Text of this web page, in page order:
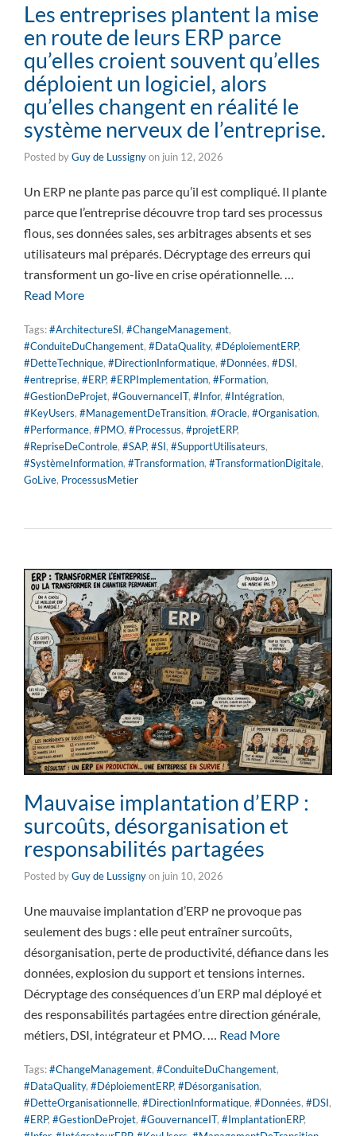
Les entreprises plantent la mise
en route de leurs ERP parce
qu’elles croient souvent qu’elles
déploient un logiciel, alors
qu’elles changent en réalité le
système nerveux de l’entreprise.
Posted byGuy de Lussignyon juin 12, 2026
Un ERP ne plante pas parce qu’il est compliqué. Il plante
parce que l’entreprise découvre trop tard ses processus
flous, ses données sales, ses arbitrages absents et ses
utilisateurs mal préparés. Décryptage des erreurs qui
transforment un go-live en crise opérationnelle. …
Read More
Tags:#ArchitectureSI, #ChangeManagement,
#ConduiteDuChangement, #DataQuality, #DéploiementERP,
#DetteTechnique, #DirectionInformatique, #Données, #DSI,
#entreprise, #ERP, #ERPImplementation, #Formation,
#GestionDeProjet, #GouvernanceIT, #Infor, #Intégration,
#KeyUsers, #ManagementDeTransition, #Oracle, #Organisation,
#Performance, #PMO, #Processus, #projetERP,
#RepriseDeControle, #SAP, #SI, #SupportUtilisateurs,
#SystèmeInformation, #Transformation, #TransformationDigitale,
GoLive, ProcessusMetier
Mauvaise implantation d’ERP :
surcoûts, désorganisation et
responsabilités partagées
Posted byGuy de Lussignyon juin 10, 2026
Une mauvaise implantation d’ERP ne provoque pas
seulement des bugs : elle peut entraîner surcoûts,
désorganisation, perte de productivité, défiance dans les
données, explosion du support et tensions internes.
Décryptage des conséquences d’un ERP mal déployé et
des responsabilités partagées entre direction générale,
métiers, DSI, intégrateur et PMO. … Read More
Tags:#ChangeManagement, #ConduiteDuChangement,
#DataQuality, #DéploiementERP, #Désorganisation,
#DetteOrganisationnelle, #DirectionInformatique, #Données, #DSI,
#ERP, #GestionDeProjet, #GouvernanceIT, #ImplantationERP,